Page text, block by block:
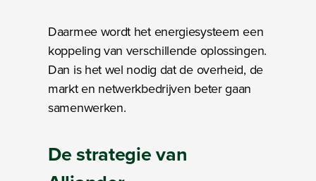
Daarmee wordt het energiesysteem een
koppeling van verschillende oplossingen.
Dan is het wel nodig dat de overheid, de
markt en netwerkbedrijven beter gaan
samenwerken.
Bezig met laden
Destrategievan